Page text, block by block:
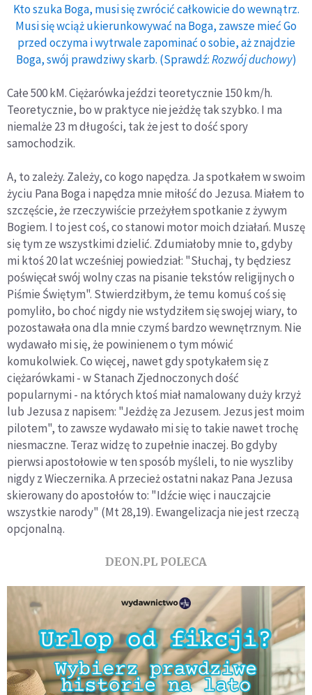
Kto szuka Boga, musi się zwrócić całkowicie do wewnątrz.
Musi się wciąż ukierunkowywać na Boga, zawsze mieć Go
przed oczyma i wytrwale zapominać o sobie, aż znajdzie
Boga, swój prawdziwy skarb. (Sprawdź:Rozwój duchowy)
Całe 500 kM. Ciężarówka jeździ teoretycznie 150 km/h.
Teoretycznie, bo w praktyce nie jeżdżę tak szybko. I ma
niemalże 23 m długości, tak że jest to dość spory
samochodzik.
A, to zależy. Zależy, co kogo napędza. Ja spotkałem w swoim
życiu Pana Boga i napędza mnie miłość do Jezusa. Miałem to
szczęście, że rzeczywiście przeżyłem spotkanie z żywym
Bogiem. I to jest coś, co stanowi motor moich działań. Muszę
się tym ze wszystkimi dzielić. Zdumiałoby mnie to, gdyby
mi ktoś 20 lat wcześniej powiedział: "Słuchaj, ty będziesz
poświęcał swój wolny czas na pisanie tekstów religijnych o
Piśmie Świętym". Stwierdziłbym, że temu komuś coś się
pomyliło, bo choć nigdy nie wstydziłem się swojej wiary, to
pozostawała ona dla mnie czymś bardzo wewnętrznym. Nie
wydawało mi się, że powinienem o tym mówić
komukolwiek. Co więcej, nawet gdy spotykałem się z
ciężarówkami - w Stanach Zjednoczonych dość
popularnymi - na których ktoś miał namalowany duży krzyż
lub Jezusa z napisem: "Jeżdżę za Jezusem. Jezus jest moim
pilotem", to zawsze wydawało mi się to takie nawet trochę
niesmaczne. Teraz widzę to zupełnie inaczej. Bo gdyby
pierwsi apostołowie w ten sposób myśleli, to nie wyszliby
nigdy z Wieczernika. A przecież ostatni nakaz Pana Jezusa
skierowany do apostołów to: "Idźcie więc i nauczajcie
wszystkie narody" (Mt 28,19). Ewangelizacja nie jest rzeczą
opcjonalną.
DEON.PL POLECA